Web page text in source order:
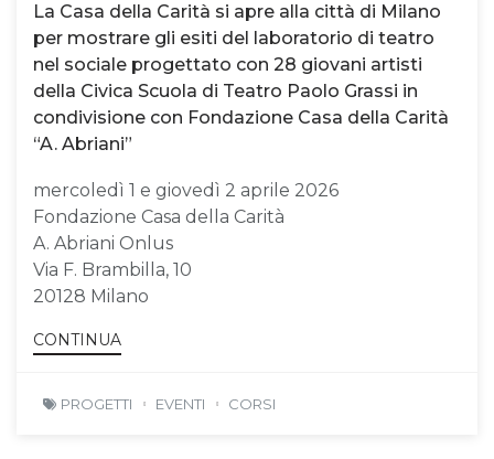
La Casa della Carità si apre alla città di Milano
per mostrare gli esiti del laboratorio di teatro
nel sociale progettato con 28 giovani artisti
della Civica Scuola di Teatro Paolo Grassi in
condivisione con Fondazione Casa della Carità
“A. Abriani”
mercoledì 1 e giovedì 2 aprile 2026
Fondazione Casa della Carità
A. Abriani Onlus
Via F. Brambilla, 10
20128 Milano
CONTINUA
PROGETTI EVENTI CORSI